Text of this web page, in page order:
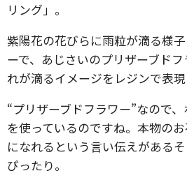
リング」。
紫陽花の花びらに雨粒が滴る様
ーで、あじさいのプリザーブド
れが滴るイメージをレジンで表現
“プリザーブドフラワー”なので
を使っているのですね。本物の
になれるという言い伝えがある
ぴったり。